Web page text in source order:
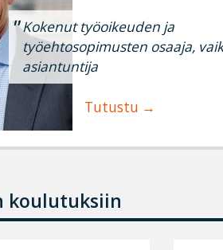
Kokenut työoikeuden ja
työehtosopimusten osaaja,
asiantuntija
Tutustu
koulutuksiin